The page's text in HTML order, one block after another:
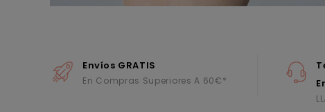
Envíos GRATIS
En Compras Superiores A 60€*